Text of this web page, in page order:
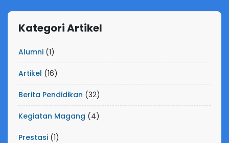
Kategori Artikel
Alumni (1)
Artikel (16)
Berita Pendidikan (32)
Kegiatan Magang (4)
Prestasi (1)